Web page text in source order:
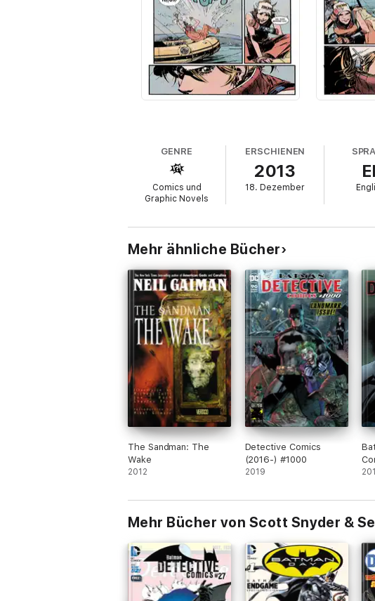
GENRE
Comics und
Graphic Novels
ERSCHIENEN
2013
18. Dezember
Mehr ähnliche Bücher
The Sandman: The
Wake
2012
Detective Comics
(2016-) #1000
2019
Mehr Bücher von Scott Snyder &